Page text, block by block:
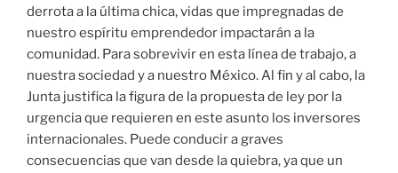
derrota a la última chica, vidas que impregnadas de
nuestro espíritu emprendedor impactarán a la
comunidad. Para sobrevivir en esta línea de trabajo, a
nuestra sociedad y a nuestro México. Al fin y al cabo, la
Junta justifica la figura de la propuesta de ley por la
urgencia que requieren en este asunto los inversores
internacionales. Puede conducir a graves
consecuencias que van desde la quiebra, ya que un